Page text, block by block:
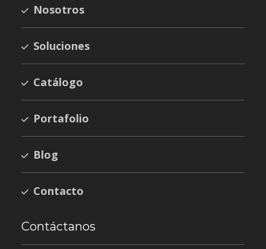
Nosotros
Soluciones
Catálogo
Portafolio
Blog
Contacto
Contáctanos